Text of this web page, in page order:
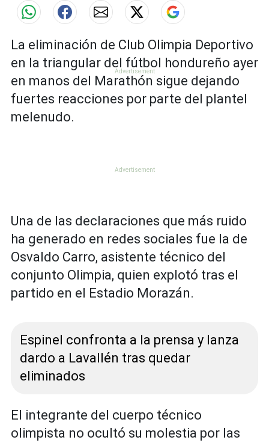
La eliminación de Club Olimpia Deportivo
en la triangular del fútbol hondureño ayer
en manos del Marathón sigue dejando
fuertes reacciones por parte del plantel
melenudo.
Una de las declaraciones que más ruido
ha generado en redes sociales fue la de
Osvaldo Carro, asistente técnico del
conjunto Olimpia, quien explotó tras el
partido en el Estadio Morazán.
Espinel confronta a la prensa y lanza
dardo a Lavallén tras quedar
eliminados
El integrante del cuerpo técnico
olimpista no ocultó su molestia por las